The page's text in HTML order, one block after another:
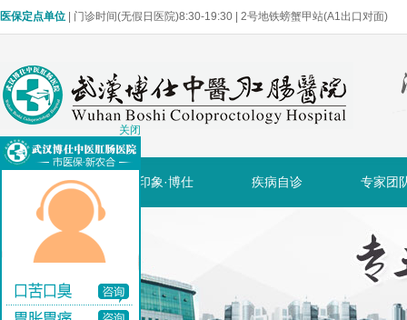
医保定点单位 | 门诊时间(无假日医院)8:30-19:30 | 2号地铁螃蟹甲站(A1出口对面)
网站首页 印象·博仕 疾病自诊 专家团
关闭